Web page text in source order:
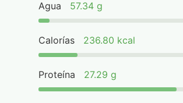
Agua 57.34 g
Calorías 236.80 kcal
Proteína 27.29 g